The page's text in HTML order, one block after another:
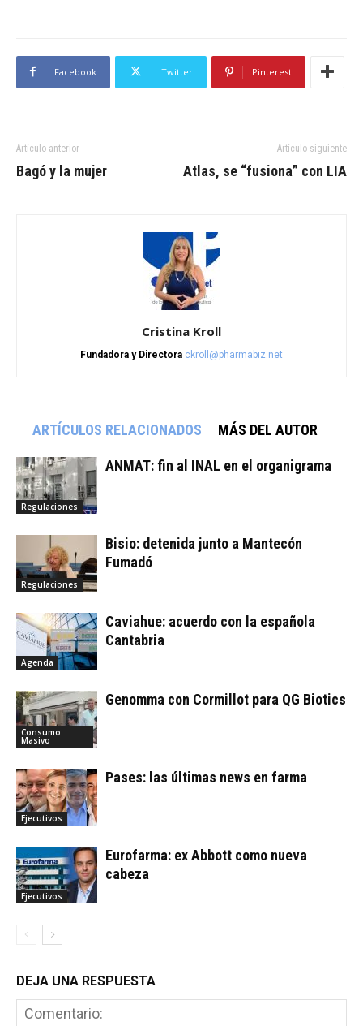
Facebook Twitter Pinterest
Artículo anterior
Bagó y la mujer
Artículo siguiente
Atlas, se “fusiona” con LIA
Cristina Kroll
Fundadora y Directora ckroll@pharmabiz.net
ARTÍCULOS RELACIONADOS MÁS DEL AUTOR
Regulaciones
ANMAT: fin al INAL en el organigrama
Regulaciones
Bisio: detenida junto a Mantecón
Fumadó
Agenda
Caviahue: acuerdo con la española
Cantabria
Consumo
Masivo
Genomma con Cormillot para QG Biotics
Ejecutivos
Pases: las últimas news en farma
Ejecutivos
Eurofarma: ex Abbott como nueva
cabeza
DEJA UNA RESPUESTA